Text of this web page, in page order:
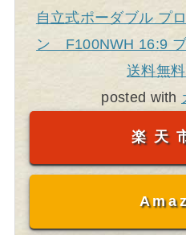
自立式ポーダブル プ
ン F100NWH 16:9
送料無
posted with
楽天